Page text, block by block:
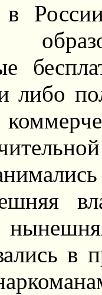
либо
в